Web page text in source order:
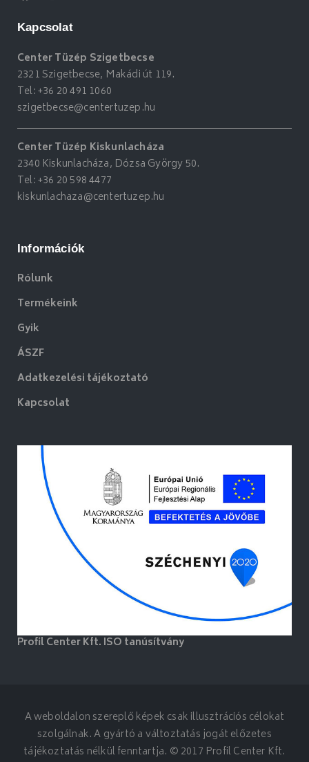
Kapcsolat
Center Tüzép Szigetbecse
2321 Szigetbecse, Makádi út 119.
Tel:+36 20 491 1060
szigetbecse@centertuzep.hu
Center Tüzép Kiskunlacháza
2340 Kiskunlacháza, Dózsa György 50.
Tel:+36 20 598 4477
kiskunlachaza@centertuzep.hu
Információk
Rólunk
Termékeink
Gyik
ÁSZF
Adatkezelési tájékoztató
Kapcsolat
Profil Center Kft. ISO tanúsítvány
A weboldalon szereplő képek csak illusztrációs célokat
szolgálnak. A gyártó a változtatás jogát előzetes
tájékoztatás nélkül fenntartja. © 2017 Profil Center Kft.